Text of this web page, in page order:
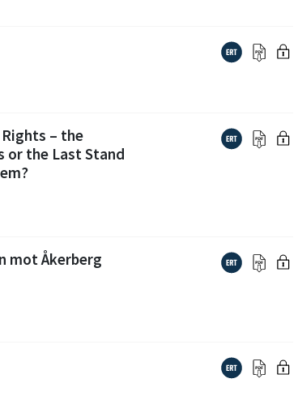
– the
or the Last Stand
mot Åkerberg